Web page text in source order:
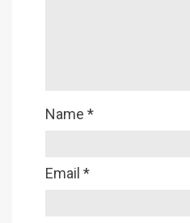
Name *
Email *